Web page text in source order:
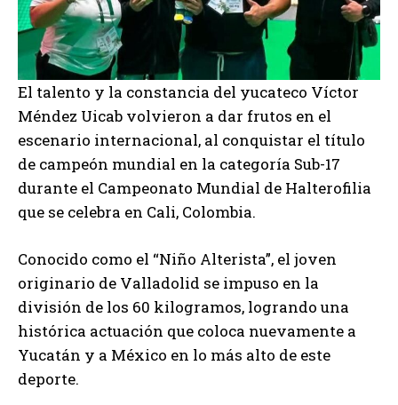
El talento y la constancia del yucateco Víctor
Méndez Uicab volvieron a dar frutos en el
escenario internacional, al conquistar el título
de campeón mundial en la categoría Sub-17
durante el Campeonato Mundial de Halterofilia
que se celebra en Cali, Colombia.
Conocido como el “Niño Alterista”, el joven
originario de Valladolid se impuso en la
división de los 60 kilogramos, logrando una
histórica actuación que coloca nuevamente a
Yucatán y a México en lo más alto de este
deporte.